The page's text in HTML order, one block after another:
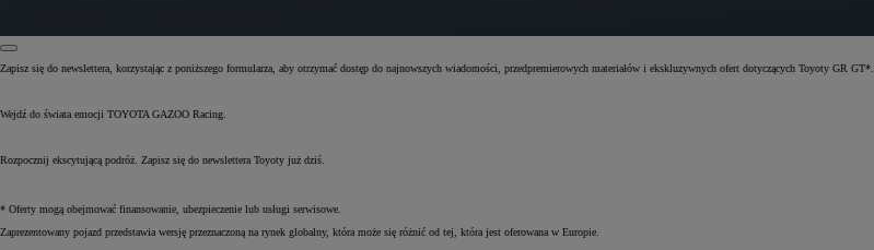
81 900 zł
Yaris Cross
HYBRID
Zapisz się do newslettera, korzystając z poniższego formularza, aby otrzymać dostęp do najnowszych wiadomości, przedpremierowych materiałów i ekskluzywnych ofert dotyczących Toyoty GR GT*.
Wejdź do świata emocji TOYOTA GAZOO Racing.
Rozpocznij ekscytującą podróż. Zapisz się do newslettera Toyoty już dziś.
* Oferty mogą obejmować finansowanie, ubezpieczenie lub usługi serwisowe.
Zaprezentowany pojazd przedstawia wersję przeznaczoną na rynek globalny, która może się różnić od tej, która jest oferowana w Europie.